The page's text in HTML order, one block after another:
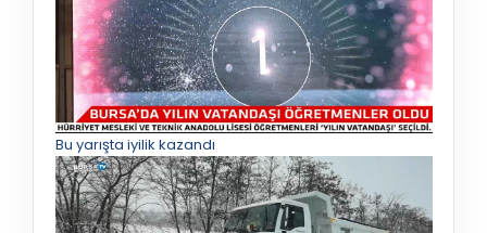
Bu yarışta iyilik kazandı